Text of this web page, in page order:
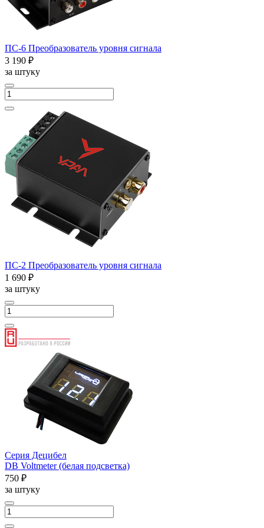
ПС-6 Преобразователь уровня сигнала
3 190 ₽
за штуку
ПС-2 Преобразователь уровня сигнала
1 690 ₽
за штуку
Серия Децибел
DB Voltmeter (белая подсветка)
750 ₽
за штуку